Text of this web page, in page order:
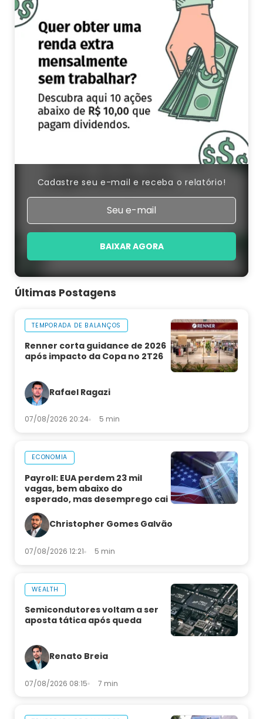
Cadastre seu e-mail e receba o relatório!
BAIXAR AGORA
Últimas Postagens
TEMPORADA DE BALANÇOS
Renner corta guidance de 2026
após impacto da Copa no 2T26
Rafael Ragazi
07/08/2026 20:24 5 min
ECONOMIA
Payroll: EUA perdem 23 mil
vagas, bem abaixo do
esperado, mas desemprego cai
Christopher Gomes Galvão
07/08/2026 12:21 5 min
WEALTH
Semicondutores voltam a ser
aposta tática após queda
Renato Breia
07/08/2026 08:15 7 min